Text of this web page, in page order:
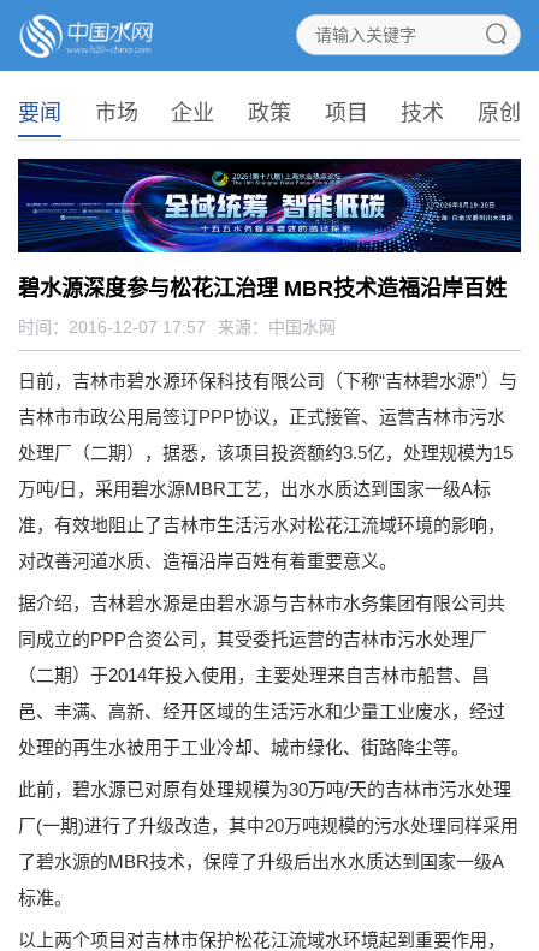
要闻 市场 企业 政策 项目 技术 原创
碧水源深度参与松花江治理 MBR技术造福沿岸百姓
时间：2016-12-07 17:57 来源： 中国水网
日前，吉林市碧水源环保科技有限公司（下称“吉林碧水源”）与
吉林市市政公用局签订PPP协议，正式接管、运营吉林市污水
处理厂（二期），据悉，该项目投资额约3.5亿，处理规模为15
万吨/日，采用碧水源MBR工艺，出水水质达到国家一级A标
准，有效地阻止了吉林市生活污水对松花江流域环境的影响，
对改善河道水质、造福沿岸百姓有着重要意义。
据介绍，吉林碧水源是由碧水源与吉林市水务集团有限公司共
同成立的PPP合资公司，其受委托运营的吉林市污水处理厂
（二期）于2014年投入使用，主要处理来自吉林市船营、昌
邑、丰满、高新、经开区域的生活污水和少量工业废水，经过
处理的再生水被用于工业冷却、城市绿化、街路降尘等。
此前，碧水源已对原有处理规模为30万吨/天的吉林市污水处理
厂(一期)进行了升级改造，其中20万吨规模的污水处理同样采用
了碧水源的MBR技术，保障了升级后出水水质达到国家一级A
标准。
以上两个项目对吉林市保护松花江流域水环境起到重要作用，